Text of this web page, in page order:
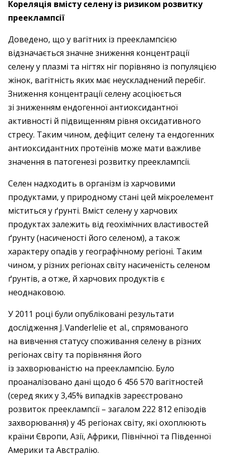
Кореляція вмісту селену із ризиком розвитку
прееклампсії
Доведено, що у вагітних із преек­лампсією
відзначається значне зниження концентрації
селену у плазмі та нігтях ніг порівняно із популяцією
жінок, вагітність яких має неускладнений перебіг.
Зниження концентрації селену асоціюється
зі зниженням ендо­генної антиоксидантної
активності й підвищенням рівня оксидативного
стресу. Таким чином, дефіцит селену та ендогенних
антиоксидантних протеї­нів може мати важливе
значення в патогенезі розвитку прееклампсії.
Селен надходить в організм із харчовими
продуктами, у природному стані цей мікроелемент
міститься у ґрунті. Вміст селену у харчових
продуктах залежить від геохімічних властивостей
ґрунту (насиченості його селеном), а також
характеру опадів у географічному регіоні. Таким
чином, у різних регіонах світу насиченість селеном
ґрунтів, а отже, й харчових продуктів є
неоднаковою.
У 2011 році були опубліковані результати
дослідження J. Vanderlelie et al., спрямованого
на вивчення статусу споживання селену в різних
регіонах світу та порівняння його
із захворюваністю на прееклампсію. Було
проаналізовано дані щодо 6 456 570 вагітностей
(серед яких у 3,45% випадків зареєстровано
розвиток прееклампсії – ​загалом 222 812 епізодів
захворювання) у 45 регіонах світу, які охоплюють
країни Європи, Азії, Африки, Північної та Південної
Америки та Австралію.